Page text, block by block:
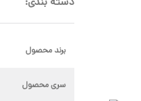
برند محصول
سری محصول